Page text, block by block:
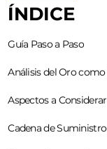
ÍNDICE
Guía Paso a Paso
Análisis del Oro
Aspectos a Considerar
Cadena de